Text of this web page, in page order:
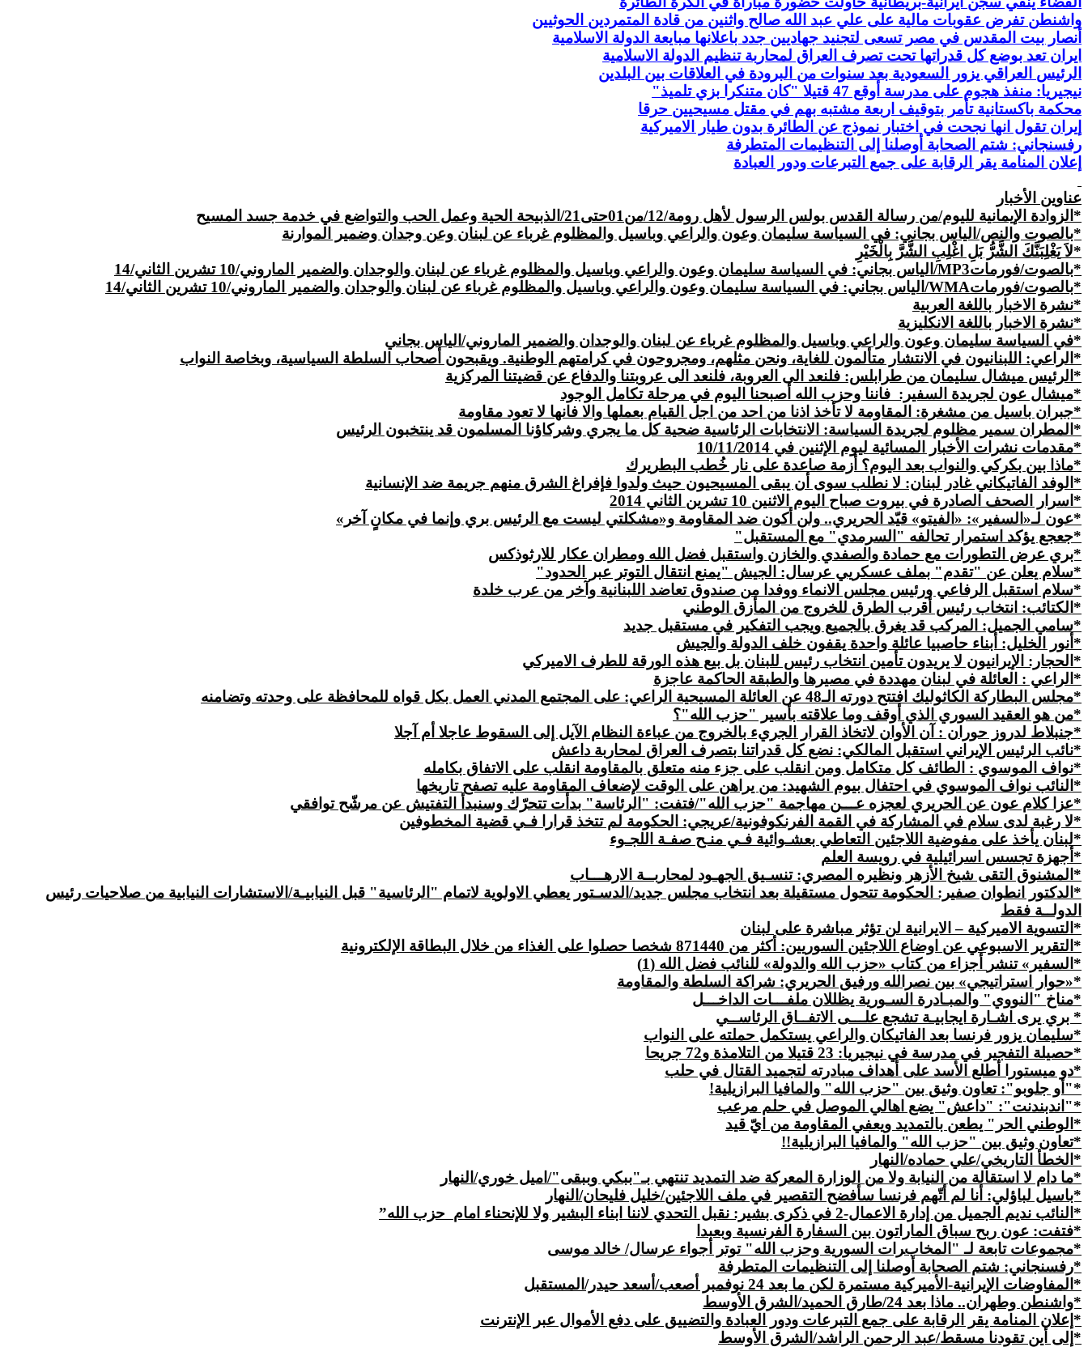
واشنطن تفرض عقوبات مالية على علي عبد الله صالح واثنين من قادة المتمردين الحوثيين
أنصار بيت المقدس في مصر تسعى لتجنيد جهاديين جدد باعلانها مبايعة الدولة الاسلامية
ايران تعد بوضع كل قدراتها تحت تصرف العراق لمحاربة تنظيم الدولة الاسلامية
الرئيس العراقي يزور السعودية بعد سنوات من البرودة في العلاقات بين البلدين
نيجيريا: منفذ هجوم على مدرسة أوقع 47 قتيلا "كان متنكرا
بزي تلميذ"
محكمة باكستانية تأمر بتوقيف اربعة مشتبه بهم في مقتل مسيحيين حرقا
إيران تقول انها نجحت في اختبار نموذج عن الطائرة بدون طيار الاميركية
رفسنجاني: شتم الصحابة أوصلنا إلى التنظيمات المتطرفة
إعلان المنامة يقر
الرقابة على جمع التبرعات ودور العبادة
عناوين الأخبار
*الزوادة الإيمانية لليوم/من رسالة القدس بولس الرسول لأهل رومة/12/من01حتى21/الذبيحة الحية وعمل الحب والتواضع في خدمة جسد المسيح
*بالصوت والنص/الياس بجاني: في السياسة سليمان وعون والراعي وباسيل والمظلوم غرباء عن لبنان وعن وجدان وضمير الموارنة
*لاَيَغْلِبَنَّكَ الشَّرُّ بَلِ اغْلِبِ الشَّرَّ بِالْخَيْرِ
*بالصوت/فورماتMP3/الياس بجاني: في السياسة سليمان وعون والراعي وباسيل والمظلوم غرباء عن لبنان والوجدان والضمير الماروني/10 تشرين الثاني/14
*بالصوت/فورماتWMA/الياس بجاني: في السياسة سليمان وعون والراعي وباسيل والمظلوم غرباء عن لبنان والوجدان والضمير الماروني/10 تشرين الثاني/14
*نشرة الاخبار باللغة العربية
*نشرة الاخبار باللغة الانكليزية
*في السياسة سليمان وعون والراعي وباسيل والمظلوم غرباء عن لبنان والوجدان والضمير الماروني/الياس بجاني
* الراعي: اللبنانيون في الانتشار متألمون للغاية، ونحن مثلهم، ومجروحون في كرامتهم الوطنية. ويقبحون أصحاب السلطة السياسية، وبخاصة النواب
*الرئيس ميشال سليمان من طرابلس: فلنعد الى العروبة، فلنعد الى عروبتنا والدفاع عن قضيتنا المركزية
*ميشال عون لجريدة السفير: فاننا وحزب الله أصبحنا اليوم في مرحلة تكامل الوجود
*جبران باسيل من مشغرة: المقاومة لا تأخذ اذنا من احد من اجل القيام بعملها والا فانها لا تعود مقاومة
*المطران سمير مظلوم لجريدة السياسة: الانتخابات الرئاسية ضحية كل ما يجري وشركاؤنا المسلمون قد ينتخبون الرئيس
*مقدمات نشرات الأخبار المسائية ليوم الإثنين في 10/11/2014
*ماذا بين بكركي والنواب بعد اليوم؟ أزمة صاعدة على نار خُطب البطريرك
*الوفد الفاتيكاني غادر لبنان: لا نطلب سوى أن يبقى المسيحيون حيث ولدوا فإفراغ الشرق منهم جريمة ضد الإنسانية
*اسرار الصحف الصادرة في بيروت صباح اليوم الاثنين 10 تشرين الثاني 2014
*عون لـ«السفير»: «الفيتو» قيّد الحريري.. ولن أكون ضد المقاومة و«مشكلتي ليست مع الرئيس بري وإنما في مكانٍ آخر»
*جعجع يؤكد استمرار تحالفه "السرمدي" مع المستقبل"
*بري عرض التطورات مع حمادة والصفدي والخازن واستقبل فضل الله ومطران عكار للارثوذكس
*سلام يعلن عن "تقدم" بملف عسكريي عرسال: الجيش "يمنع انتقال التوتر عبر الحدود"
*سلام استقبل الرفاعي ورئيس مجلس الانماء ووفدا من صندوق تعاضد اللبنانية وآخر من عرب خلدة
* الكتائب: انتخاب رئيس أقرب الطرق للخروج من المأزق الوطني
*سامي الجميل: المركب قد يغرق بالجميع ويجب التفكير في مستقبل جديد
*أنور الخليل: أبناء حاصبيا عائلة واحدة يقفون خلف الدولة والجيش
*الحجار: الإيرانيون لا يريدون تأمين انتخاب رئيس للبنان بل بيع هذه الورقة للطرف الاميركي
*الراعي : العائلة في لبنان مهددة في مصيرها والطبقة الحاكمة عاجزة
*مجلس البطاركة الكاثوليك افتتح دورته الـ48 عن العائلة المسيحية الراعي: على المجتمع المدني العمل بكل قواه للمحافظة على وحدته وتضامنه
*من هو العقيد السوري الذي أوقف وما علاقته بأسير "حزب الله"؟
*جنبلاط لدروز حوران : آن الأوان لاتخاذ القرار الجريء بالخروج من عباءة النظام الآيل إلى السقوط عاجلا أم آجلا
*نائب الرئيس الإيراني استقبل المالكي: نضع كل قدراتنا بتصرف العراق لمحاربة داعش
*نواف الموسوي : الطائف كل متكامل ومن انقلب على جزء منه متعلق بالمقاومة انقلب على الاتفاق بكامله
*النائب نواف الموسوي في احتفال بيوم الشهيد: من يراهن على الوقت لإضعاف المقاومة عليه تصفح تاريخها
*عزا
كلام عون عن الحريري لعجزه عـــن مهاجمة "حزب الله"/فتفت: "الرئاسة" بدأت تتحرّك وسنبدأ التفتيش عن مرشّح توافقي
*لا رغبة لدى سلام في المشاركة في القمة الفرنكوفونية/عريجي: الحكومة لم تتخذ قرارا فـي قضية المخطوفين
*لبنان يأخذ على مفوضية اللاجئين التعاطي بعشـوائية فـي منـح صفـة اللجـوء
*أجهزة تجسس اسرائيلية في رويسة العلم
*المشنوق التقى شيخ الأزهر ونظيره المصري: تنسـيق الجهـود لمحاربــة الارهـــاب
*الدكتور انطوان صفير: الحكومة تتحول مستقيلة بعد انتخاب مجلس جديد/الدسـتور يعطي الاولوية لاتمام "الرئاسية" قبل النيابيـة/الاستشارات النيابية من صلاحيات رئيس
الدولــة فقط
*التسوية الاميركية – الايرانية لن تؤثر مباشرة على لبنان
*التقرير الاسبوعي عن اوضاع اللاجئين السوريين: أكثر من 871440 شخصا حصلوا على الغذاء من خلال البطاقة الإلكترونية
*السفير»تنشر
أجزاء من كتاب «حزب الله والدولة» للنائب فضل الله (1)
*«حوار استراتيجي» بين نصرالله ورفيق الحريري: شراكة السلطة والمقاومة
*مناخ "النووي" والمبـادرة السـورية يظللان ملفـــات الداخـــل
* بري يرى اشـارة ايجابيـة تشجع علـــى الاتفــاق الرئاســي
*سليمان يزور فرنسا بعد الفاتيكان والراعي يستكمل حملته على النواب
*حصيلة التفجير في مدرسة في نيجيريا: 23
قتيلا من التلامذة و72 جريحا
*دو ميستورا أطلع الأسد على أهداف مبادرته لتجميد القتال في حلب
*"أو جلوبو": تعاون وثيق بين "حزب الله" والمافيا البرازيلية!
*"اندبندنت": "داعش" يضع اهالي الموصل في حلم مرعب
*الوطني الحر" يطعن بالتمديد ويعفي المقاومة من ايّ قيد
*تعاون وثيق بين "حزب الله" والمافيا البرازيلية!!
*الخطأ التاريخي/علي حماده/النهار
*ما دام لا استقالة من النيابة ولا من الوزارة المعركة ضد التمديد تنتهي بـ"ببكي وببقى"/اميل خوري/النهار
*باسيل لباؤلي: أنا لم أتّهم فرنسا سأفضح التقصير في ملف اللاجئين/خليل فليحان/النهار
*النائب نديم الجميل من إدارة الاعمال-2 في ذكرى بشير: نقبل التحدي لاننا ابناء البشير ولا للإنحناء امام
حزب الله”
*فتفت: عون ربح سباق الماراتون بين السفارة الفرنسية وبعبدا
*مجموعات تابعة لـ "المخابرات السورية وحزب الله" توتر أجواء عرسال/ خالد موسى
*رفسنجاني: شتم الصحابة أوصلنا إلى التنظيمات المتطرفة
*المفاوضات الإيرانية-الأميركية مستمرة لكن ما بعد 24 نوفمبر أصعب/أسعد حيدر/المستقبل
*واشنطن وطهران.. ماذا بعد 24/طارق الحميد/الشرق الأوسط
*إعلان المنامة يقر الرقابة على جمع التبرعات ودور العبادة والتضييق على دفع الأموال عبر الإنترنت
*إلى أين تقودنا مسقط/عبد الرحمن الراشد/الشرق الأوسط